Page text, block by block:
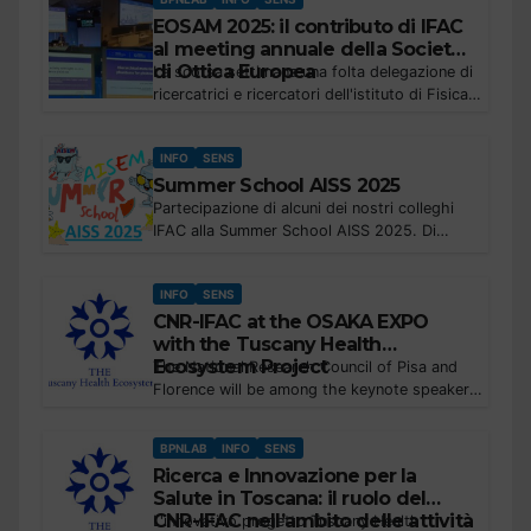
Toscana, cultura della...
EOSAM 2025: il contributo di IFAC
al meeting annuale della Società
di Ottica Europea
La scorsa settimana una folta delegazione di
ricercatrici e ricercatori dell'istituto di Fisica
Optical Society, di cui SIOF (Società Italiana
di...
INFO SENS
Summer School AISS 2025
Partecipazione di alcuni dei nostri colleghi
IFAC alla Summer School AISS 2025. Di
Organizzatore, sono lieto di informarvi che...
INFO SENS
CNR-IFAC at the OSAKA EXPO
with the Tuscany Health
Ecosystem Project
The National Research Council of Pisa and
Florence will be among the keynote speakers
and Friday, July 18th, the Italian Pavilion
will...
BPNLAB INFO SENS
Ricerca e Innovazione per la
Salute in Toscana: il ruolo del
CNR-IFAC nell’ambito delle attività
L'innovativo progetto Tuscany Health